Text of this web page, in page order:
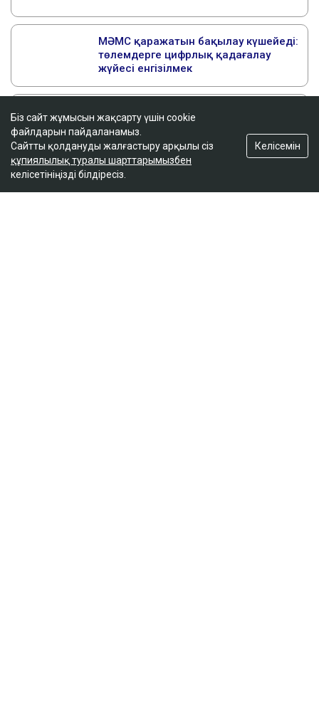
Біз сайт жұмысын жақсарту үшін cookie
файлдарын пайдаланамыз.
Сайтты қолдануды жалғастыру арқылы сіз
құпиялылық туралы шарттарымызбен
келісетініңізді білдіресіз.
Келісемін